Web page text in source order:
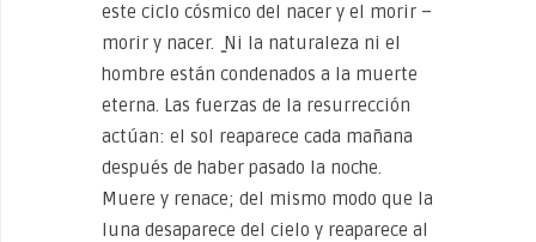
este ciclo cósmico del nacer y el morir –
morir y nacer. ̳Ni la naturaleza ni el
hombre están condenados a la muerte
eterna. Las fuerzas de la resurrección
actúan: el sol reaparece cada mañana
después de haber pasado la noche.
Muere y renace; del mismo modo que la
luna desaparece del cielo y reaparece al